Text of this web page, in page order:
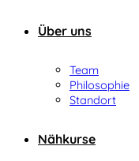
Über uns
Team
Philosophie
Standort
Nähkurse